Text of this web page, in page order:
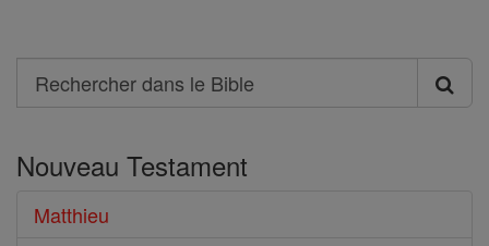
Search
Rechercher
le
Bible
Nouveau Testament
Matthieu